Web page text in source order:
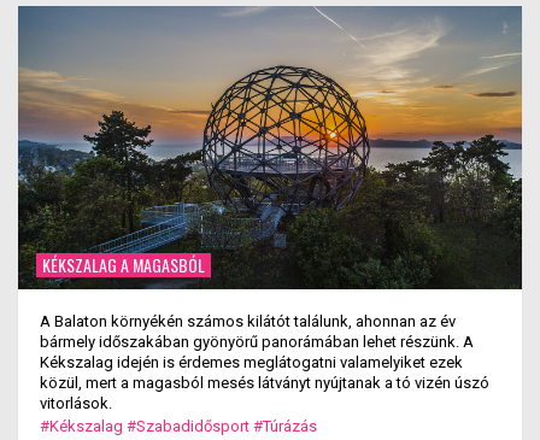
KÉKSZALAG A MAGASBÓL
A Balaton környékén számos kilátót találunk, ahonnan az év
bármely időszakában gyönyörű panorámában lehet részünk. A
Kékszalag idején is érdemes meglátogatni valamelyiket ezek
közül, mert a magasból mesés látványt nyújtanak a tó vizén úszó
vitorlások.
#Kékszalag #Szabadidősport #Túrázás